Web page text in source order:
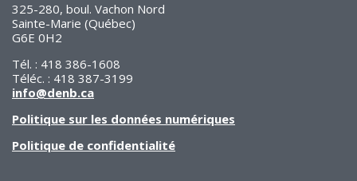
325-280, boul. Vachon Nord
Sainte-Marie (Québec)
G6E 0H2
Tél. : 418 386-1608
Téléc. : 418 387-3199
info@denb.ca
Politique sur les données numériques
Politique de confidentialité